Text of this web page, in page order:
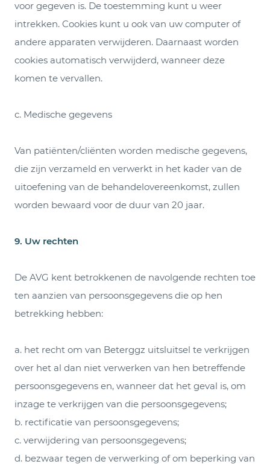
voor gegeven is. De toestemming kunt u weer
intrekken. Cookies kunt u ook van uw computer of
andere apparaten verwijderen. Daarnaast worden
cookies automatisch verwijderd, wanneer deze
komen te vervallen.
c. Medische gegevens
Van patiënten/cliënten worden medische gegevens,
die zijn verzameld en verwerkt in het kader van de
uitoefening van de behandelovereenkomst, zullen
worden bewaard voor de duur van 20 jaar.
9. Uw rechten
De AVG kent betrokkenen de navolgende rechten toe
ten aanzien van persoonsgegevens die op hen
betrekking hebben:
a. het recht om van Beterggz uitsluitsel te verkrijgen
over het al dan niet verwerken van hen betreffende
persoonsgegevens en, wanneer dat het geval is, om
inzage te verkrijgen van die persoonsgegevens;
b. rectificatie van persoonsgegevens;
c. verwijdering van persoonsgegevens;
d. bezwaar tegen de verwerking of om beperking van